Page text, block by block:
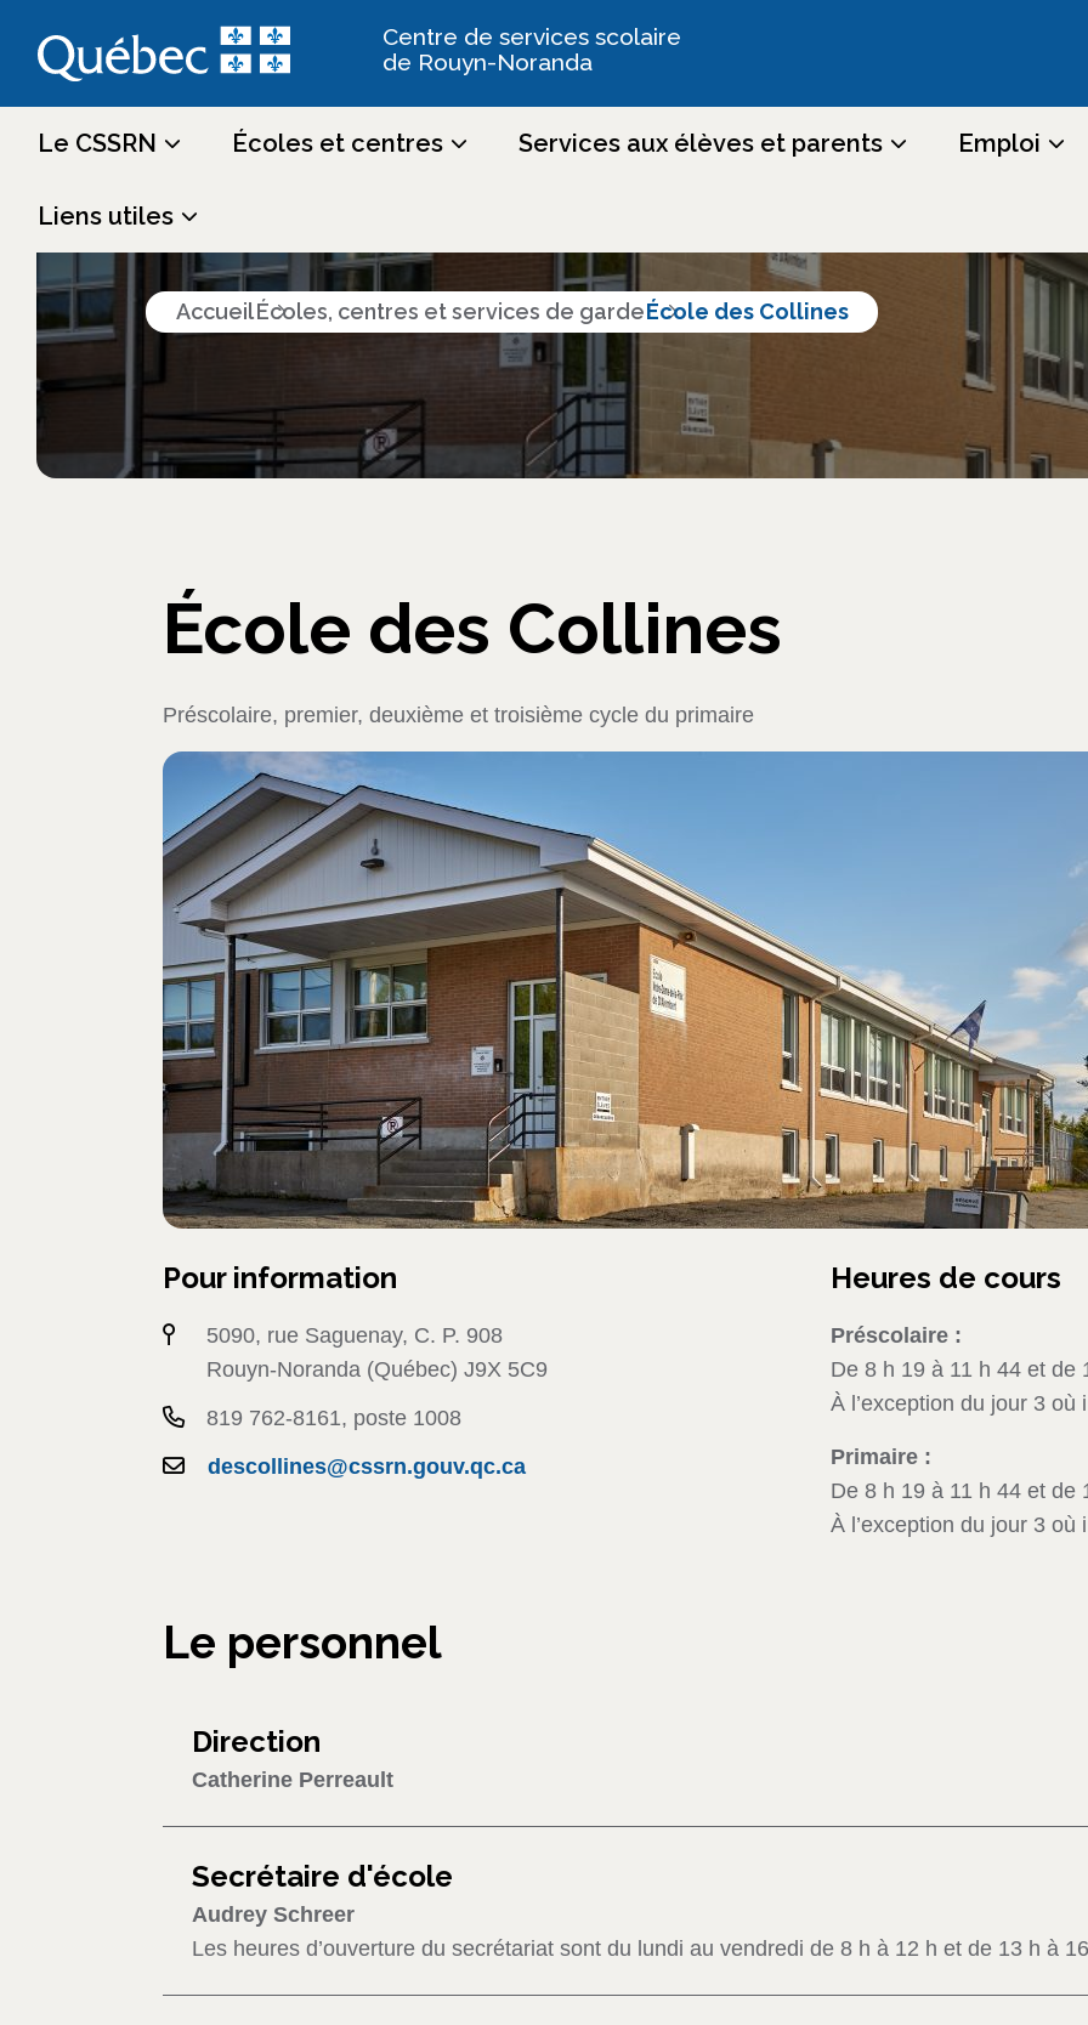
Centre de services scolaire
de Rouyn-Noranda
Le CSSRN Écoles et centres Services aux élèves et parents Emploi
Liens utiles
AccueilÉcoles, centres et services de gardeÉcole des Collines
École des Collines
Préscolaire, premier, deuxième et troisième cycle du primaire
Pour information
5090, rue Saguenay, C. P. 908
Rouyn-Noranda (Québec) J9X 5C9
819 762-8161, poste 1008
descollines@cssrn.gouv.qc.ca
Heures de cours
Préscolaire :
De 8 h 19 à 11 h 44 et de
À l’exception du jour 3 où
Primaire :
De 8 h 19 à 11 h 44 et de
À l’exception du jour 3 où
Le personnel
Direction
Catherine Perreault
Secrétaire d'école
Audrey Schreer
Les heures d’ouverture du secrétariat sont du lundi au vendredi de 8 h à 12 h et de 13 h à